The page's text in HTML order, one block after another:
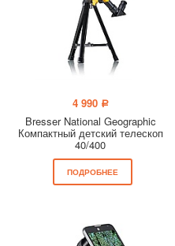
4 990 a
Bresser National Geographic
Компактный детский телескоп
40/400
ПОДРОБНЕЕ